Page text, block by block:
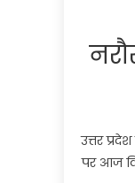
उत्तर
पर आज